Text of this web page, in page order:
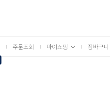
주문조회 마이쇼핑 장바구니